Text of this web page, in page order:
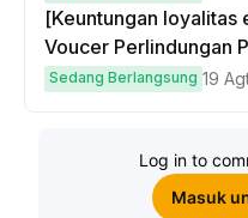
[Keuntungan loyalitas
Voucer Perlindungan
hingga $50
Sedang Berlangsung 19
Log in to
Masuk